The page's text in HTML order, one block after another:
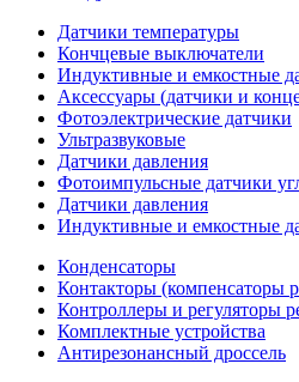
Датчики температуры
Кончцевые выключатели
Индуктивные и емкостные
Аксессуары (датчики и
Фотоэлектрические датчики
Ультразвуковые
Датчики давления
Фотоимпульсные датчики
Датчики давления
Индуктивные и емкостные
Конденсаторы
Контакторы (компенсаторы
Контроллеры и регуляторы
Комплектные устройства
Антирезонансный дроссель